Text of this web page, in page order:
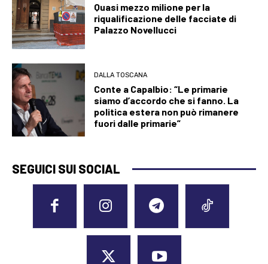
Quasi mezzo milione per la
riqualificazione delle facciate di
Palazzo Novellucci
DALLA TOSCANA
Conte a Capalbio: “Le primarie
siamo d’accordo che si fanno. La
politica estera non può rimanere
fuori dalle primarie”
SEGUICI SUI SOCIAL